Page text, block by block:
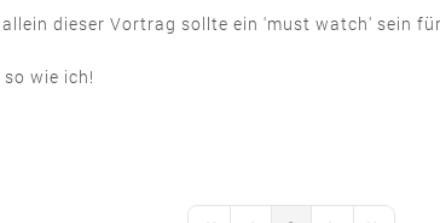
dieser Vortrag sollte ein 'must watch' sein
wie ich!